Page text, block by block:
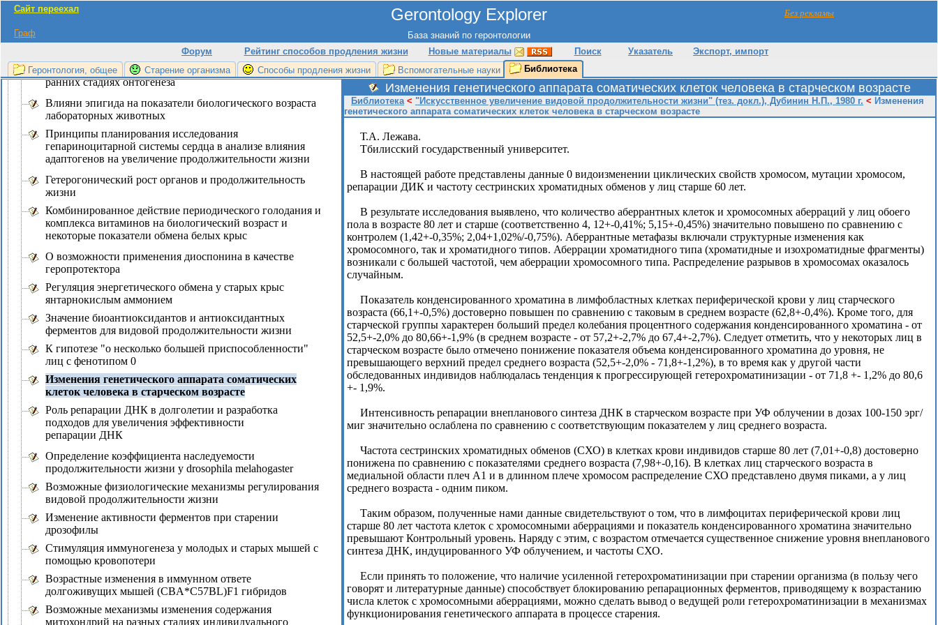
Без рекламы
Сайт переехал Gerontology Explorer
База знаний по геронтологии
Граф
Форум
Рейтинг способов продления жизни Новые материалы Поиск Указатель
Экспорт, импорт
Геронтология, общее
Старение организма Способы продления жизни Вспомогательные науки Библиотека
геронтологии
Увеличение видовой продолжительности жизни
водоросли Coccomyxa путем поддержания клеток на
ранних стадиях онтогенеза
Влияни эпигида на показатели биологического возраста
лабораторных животных
Принципы планирования исследования
гепариноцитарной системы сердца в анализе влияния
адаптогенов на увеличение продолжительности жизни
Гетерогонический рост органов и продолжительность
жизни
Комбинированное действие периодического голодания и
комплекса витаминов на биологический возраст и
некоторые показатели обмена белых крыс
О возможности применения диоспонина в качестве
геропротектора
Регуляция энергетического обмена у старых крыс
янтарнокислым аммонием
Значение биоантиоксидантов и антиоксидантных
ферментов для видовой продолжительности жизни
К гипотезе "о несколько большей приспособленности"
лиц с фенотипом 0
Изменения генетического аппарата соматических
клеток человека в старческом возрасте
Роль репарации ДНК в долголетии и разработка
подходов для увеличения эффективности
репарации ДНК
Определение коэффициента наследуемости
продолжительности жизни у drosophila melahogaster
Возможные физиологические механизмы регулирования
видовой продолжительности жизни
Изменение активности ферментов при старении
дрозофилы
Стимуляция иммуногенеза у молодых и старых мышей с
помощью кровопотери
Возрастные изменения в иммунном ответе
долгоживущих мышей (CBA*C57BL)F1 гибридов
Возможные механизмы изменения содержания
митохондрий на разных стадиях индивидуального
Изменения генетического аппарата соматических клеток человека в старческом возрасте
Библиотека< "Искусственное увеличение видовой продолжительности жизни" (тез. докл.), Дубинин Н.П., 1980 г. < Изменения
генетического аппарата соматических клеток человека в старческом возрасте
Т.А. Лежава.
Тбилисский государственный университет.
В настоящей работе представлены данные 0 видоизменении циклических свойств хромосом, мутации хромосом,
репарации ДИК и частоту сестринских хроматидных обменов у лиц старше 60 лет.
В результате исследования выявлено, что количество аберрантных клеток и хромосомных аберраций у лиц обоего
пола в возрасте 80 лет и старше (соответственно 4, 12+-0,41%; 5,15+-0,45%) значительно повышено по сравнению с
контролем (1,42+-0,35%; 2,04+1,02%/-0,75%). Аберрантные метафазы включали структурные изменения как
хромосомного, так и хроматидного типов. Аберрации хроматидного типа (хроматидные и изохроматидные фрагменты)
возникали с большей частотой, чем аберрации хромосомного типа. Распределение разрывов в хромосомах оказалось
случайным.
Показатель конденсированного хроматина в лимфобластных клетках периферической крови у лиц старческого
возраста (66,1+-0,5%) достоверно повышен по сравнению с таковым в среднем возрасте (62,8+-0,4%). Кроме того, для
старческой группы характерен больший предел колебания процентного содержания конденсированного хроматина - от
52,5+-2,0% до 80,66+-1,9% (в среднем возрасте - от 57,2+-2,7% до 67,4+-2,7%). Следует отметить, что у некоторых лиц в
старческом возрасте было отмечено понижение показателя объема конденсированного хроматина до уровня, не
превышающего верхний предел среднего возраста (52,5+-2,0% - 71,8+-1,2%), в то время как у другой части
обследованных индивидов наблюдалась тенденция к прогрессирующей гетерохроматинизации - от 71,8 +- 1,2% до 80,6
+- 1,9%.
Интенсивность репарации внепланового синтеза ДНК в старческом возрасте при УФ облучении в дозах 100-150 эрг/
миг значительно ослаблена по сравнению с соответствующим показателем у лиц среднего возраста.
Частота сестринских хроматидных обменов (СХО) в клетках крови индивидов старше 80 лет (7,01+-0,8) достоверно
понижена по сравнению с показателями среднего возраста (7,98+-0,16). В клетках лиц старческого возраста в
медиальной области плеч А1 и в длинном плече хромосом распределение СХО представлено двумя пиками, а у лиц
среднего возраста - одним пиком.
Таким образом, полученные нами данные свидетельствуют о том, что в лимфоцитах периферической крови лиц
старше 80 лет частота клеток с хромосомными аберрациями и показатель конденсированного хроматина значительно
превышают Контрольный уровень. Наряду с этим, с возрастом отмечается существенное снижение уровня внепланового
синтеза ДНК, индуцированного УФ облучением, и частоты СХО.
Если принять то положение, что наличие усиленной гетерохроматинизации при старении организма (в пользу чего
говорят и литературные данные) способствует блокированию репарационных ферментов, приводящему к возрастанию
числа клеток с хромосомными аберрациями, можно сделать вывод о ведущей роли гетерохроматинизации в механизмах
функционирования генетического аппарата в процессе старения.